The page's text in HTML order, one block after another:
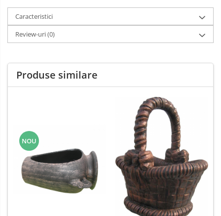
Caracteristici
Review-uri(0)
Produse similare
NOU